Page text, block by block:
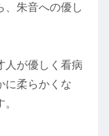
、朱音への優し
人が優しく看病
に柔らかくな